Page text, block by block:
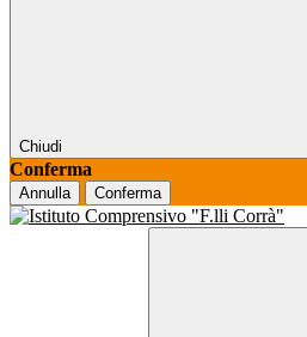
Chiudi
Conferma
Annulla Conferma